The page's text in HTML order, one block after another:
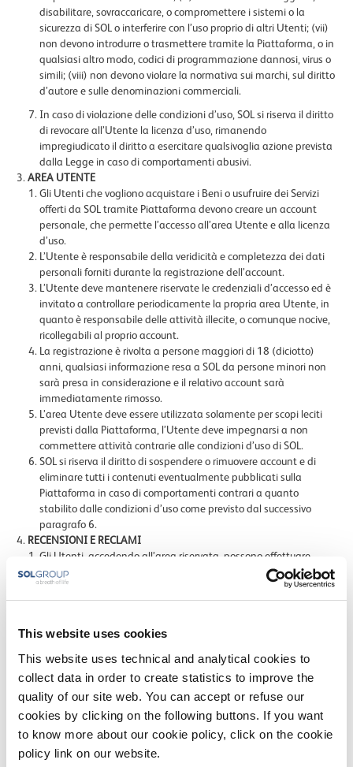
This website uses cookies
This website uses technical and analytical cookies to
collect data in order to create statistics to improve the
quality of our site web. You can accept or refuse our
cookies by clicking on the following buttons. If you want
to know more about our cookie policy, click on the cookie
policy link on our website.
disabilitare, sovraccaricare, o compromettere i sistemi o la
sicurezza di SOL o interferire con l’uso proprio di altri Utenti; (vii)
non devono introdurre o trasmettere tramite la Piattaforma, o in
qualsiasi altro modo, codici di programmazione dannosi, virus o
simili; (viii) non devono violare la normativa sui marchi, sul diritto
d’autore e sulle denominazioni commerciali.
In caso di violazione delle condizioni d’uso, SOL si riserva il diritto
di revocare all’Utente la licenza d’uso, rimanendo
impregiudicato il diritto a esercitare qualsivoglia azione prevista
dalla Legge in caso di comportamenti abusivi.
AREA UTENTE
Gli Utenti che vogliono acquistare i Beni o usufruire dei Servizi
offerti da SOL tramite Piattaforma devono creare un account
personale, che permette l’accesso all’area Utente e alla licenza
d’uso.
L’Utente è responsabile della veridicità e completezza dei dati
personali forniti durante la registrazione dell’account.
L’Utente deve mantenere riservate le credenziali d’accesso ed è
invitato a controllare periodicamente la propria area Utente, in
quanto è responsabile delle attività illecite, o comunque nocive,
ricollegabili al proprio account.
La registrazione è rivolta a persone maggiori di 18 (diciotto)
anni, qualsiasi informazione resa a SOL da persone minori non
sarà presa in considerazione e il relativo account sarà
immediatamente rimosso.
L’area Utente deve essere utilizzata solamente per scopi leciti
previsti dalla Piattaforma, l’Utente deve impegnarsi a non
commettere attività contrarie alle condizioni d’uso di SOL.
SOL si riserva il diritto di sospendere o rimuovere account e di
eliminare tutti i contenuti eventualmente pubblicati sulla
Piattaforma in caso di comportamenti contrari a quanto
stabilito dalle condizioni d’uso come previsto dal successivo
paragrafo 6.
RECENSIONI E RECLAMI
Gli Utenti, accedendo all’area riservata, possono effettuare
reclami e contestazioni in relazione ai Servizi erogati dai Partners
o ai Beni compravenduti mediante l’invio dei reclami al servizio
reclami di SOL scrivendo a clienti@sol.it o chiamando il T.
Gli Utenti, accendendo all’area riservata possono - a condizione
rilasciare commenti e recensioni in relazione ai Servizi prenotati e
ai Beni acquistati sulla Piattaforma.
Gli Utenti si impegnano a pubblicare contenuti affidabili e sicuri,
in particolare: (i) le recensioni devono essere scritte con l’intento
di far conoscere la propria opinione circa la prestazione eseguita
dal Partner o il bene acquistato sulla Piattaforma nel modo più
oggettivo possibile; (ii) le recensioni, ove possibile, devono offrire